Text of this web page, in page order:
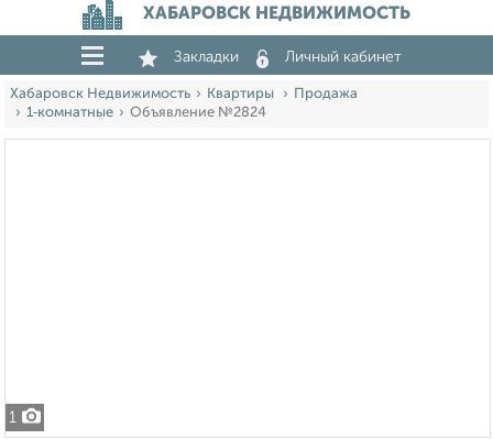
ХАБАРОВСК НЕДВИЖИМОСТЬ
Закладки Личный кабинет
Хабаровск Недвижимость Квартиры
Продажа
1‑комнатные
Объявление №2824
1